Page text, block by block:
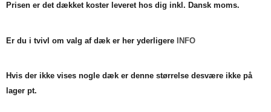
Prisen er det dækket koster leveret hos dig inkl. Dansk moms.
Er du i tvivl om valg af dæk er her yderligere INFO
Hvis der ikke vises nogle dæk er denne størrelse desvære ikke på
lager pt.